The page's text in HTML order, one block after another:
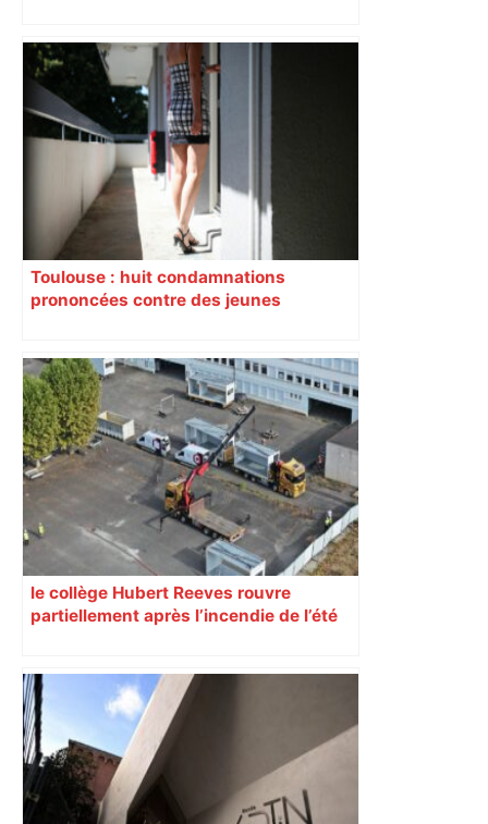
Toulouse : huit condamnations
prononcées contre des jeunes
le collège Hubert Reeves rouvre
partiellement après l’incendie de l’été